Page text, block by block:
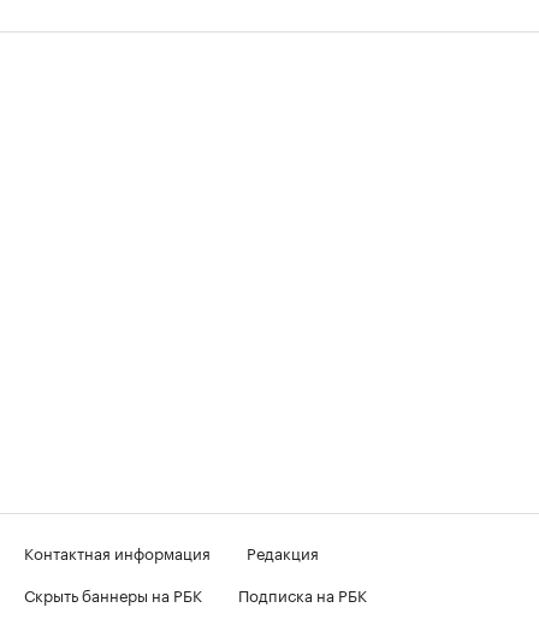
Контактная информация
Редакция
Скрыть баннеры на РБК
Подписка на РБК